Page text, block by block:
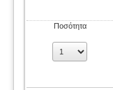
Ποσότητα